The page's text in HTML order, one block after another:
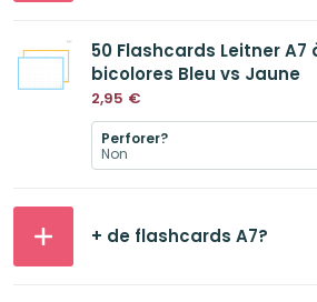
50 Flashcards Leitner A7
bicolores Bleu vs Jaune
2,95 €
Perforer?
+ de flashcards A7?